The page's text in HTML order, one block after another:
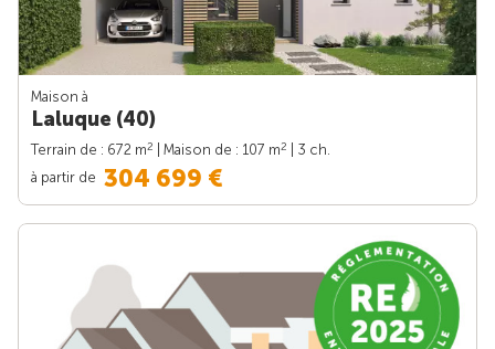
Maison à
Laluque (40)
Terrain de : 672 m2 | Maison de : 107 m2
| 3 ch.
à partir de 304 699 €